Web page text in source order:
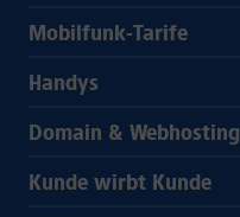
Mobilfunk-Tarife
Handys
Domain & Webhosting
Kunde wirbt Kunde